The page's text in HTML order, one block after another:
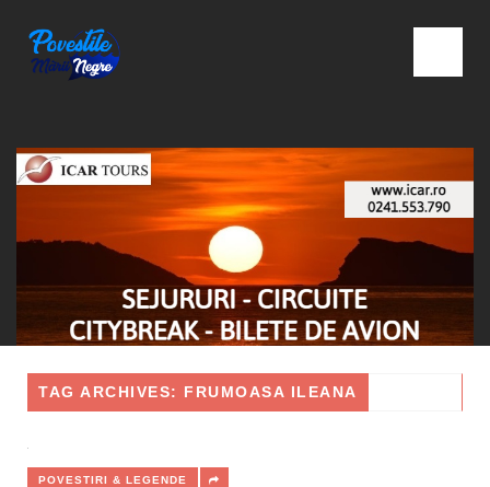
TAG ARCHIVES: FRUMOASA ILEANA
POVESTIRI & LEGENDE